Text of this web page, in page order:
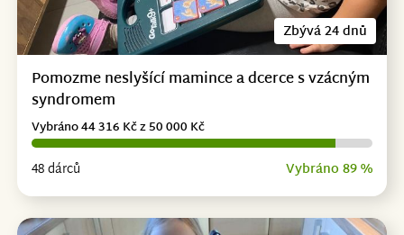
Zbývá 24 dnů
Pomozme neslyšící mamince a dcerce s vzácným
syndromem
48 dárců Vybráno 89 %
Vybráno 44 316 Kč z 50 000 Kč